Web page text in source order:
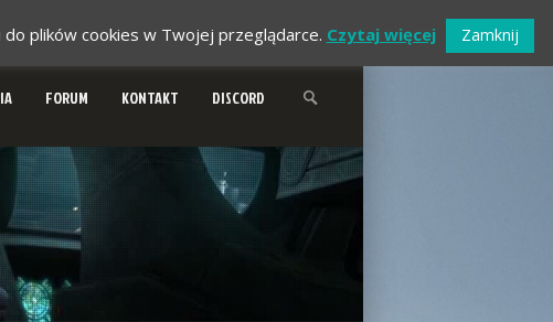
FORUM KONTAKT DISCORD
plików cookies w Twojej przeglądarce. Czytaj więcej Zamknij